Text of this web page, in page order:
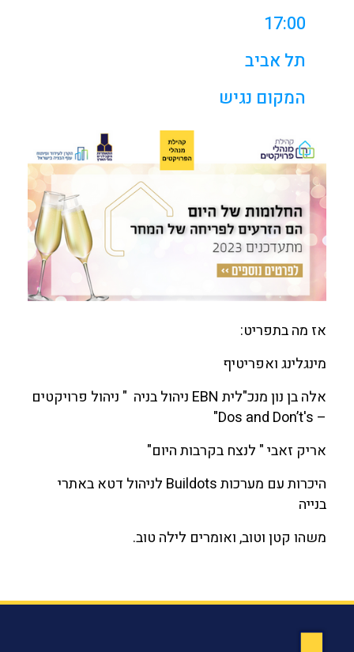
17:00
תל אביב
המקום נגיש
אז מה בתפריט:
מינגלינג ואפריטיף
אלה בן נון מנכ"לית EBN ניהול בניה " ניהול פרויקטים
– Dos and Don’t's"
אריק זאבי " לנצח בקרבות היום"
היכרות עם מערכות Buildots לניהול דטא באתרי
בנייה
משהו קטן וטוב, ואומרים לילה טוב.